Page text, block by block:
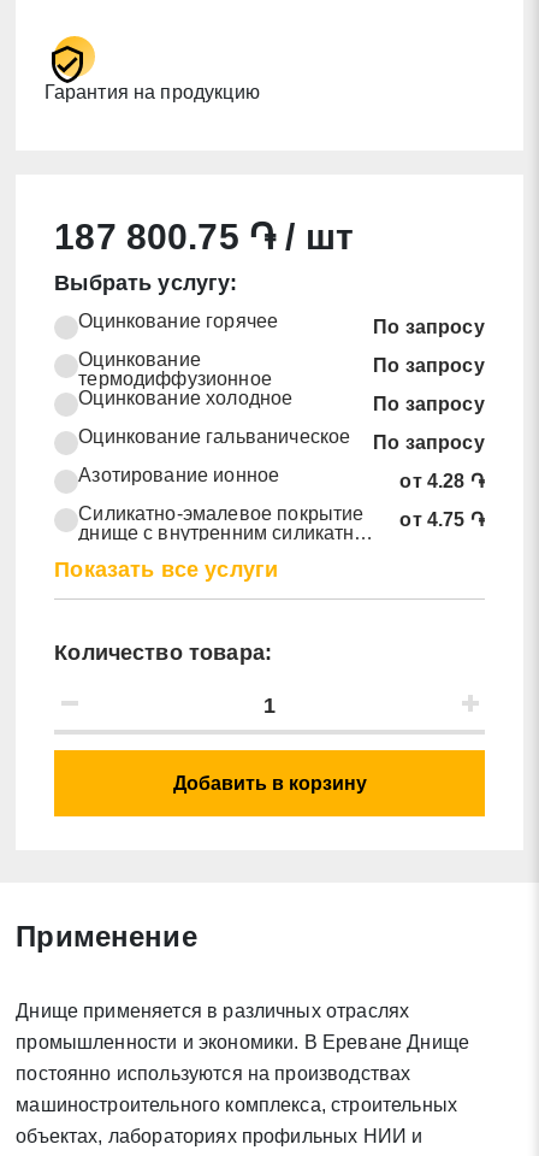
Поиск
Гарантия на продукцию
187 800.75 ֏ / шт
Выбрать услугу:
Оцинкование горячее
По запросу
Оцинкование
термодиффузионное
По запросу
Оцинкование холодное
По запросу
Оцинкование гальваническое
По запросу
Азотирование ионное
от 4.28 ֏
Силикатно-эмалевое покрытие
днище с внутренним силикатно-
от 4.75 ֏
покрытие днище по запросу
Показать все услуги
Количество товара:
Добавить в корзину
Применение
Днище применяется в различных отраслях
промышленности и экономики. В Ереване Днище
постоянно используются на производствах
машиностроительного комплекса, строительных
объектах, лабораториях профильных НИИ и
* - обязательные поля для заполнения